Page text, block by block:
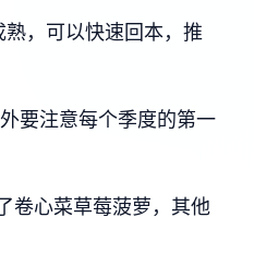
，可以快速回本，推
要注意每个季度的第一
卷心菜草莓菠萝，其他